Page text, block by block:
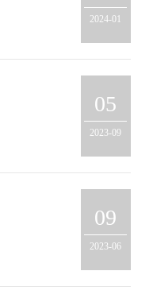
2024-01
05
2023-09
09
2023-06